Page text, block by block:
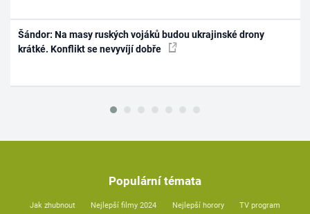
Šándor: Na masy ruských vojáků budou ukrajinské drony
krátké. Konflikt se nevyvíjí dobře
Populární témata
Jak zhubnout Nejlepší filmy 2024 Nejlepší horory TV program